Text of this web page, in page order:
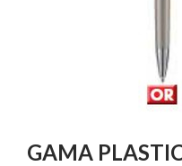
GAMA